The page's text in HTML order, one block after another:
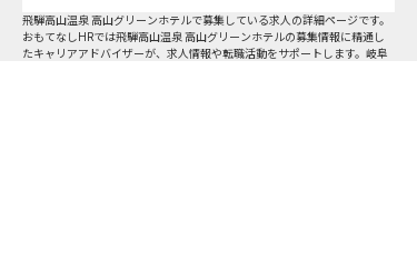
飛騨高山温泉 高山グリーンホテルで募集している求人の詳細ページです。
おもてなしHRでは飛騨高山温泉 高山グリーンホテルの募集情報に精通し
たキャリアアドバイザーが、求人情報や転職活動をサポートします。岐阜